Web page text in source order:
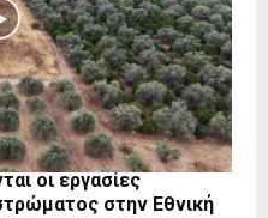
οι εργασίες
στην Εθνική